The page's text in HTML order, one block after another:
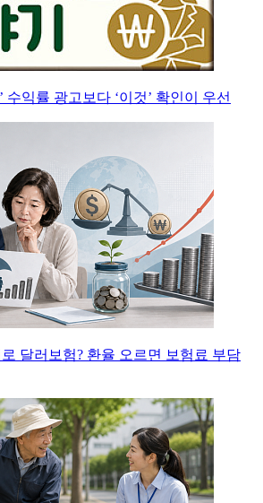
수익률 광고보다 ‘이것’ 확인이 우선
달러보험? 환율 오르면 보험료 부담